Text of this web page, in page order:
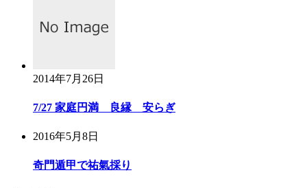
2014年7月26日
7/27 家庭円満 良縁 安らぎ
2016年5月8日
奇門遁甲で祐氣採り